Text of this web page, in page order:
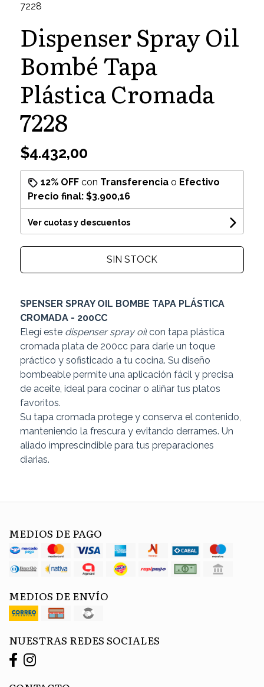
7228
Dispenser Spray Oil
Bombé Tapa
Plástica Cromada
7228
$4.432,00
12% OFFcon Transferenciao Efectivo
Precio final: $3.900,16
Ver cuotas y descuentos
SIN STOCK
SPENSER SPRAY OIL BOMBE TAPA PLÁSTICA
CROMADA - 200CC
Elegí este dispenser spray oilcon tapa plástica
cromada plata de 200cc para darle un toque
práctico y sofisticado a tu cocina. Su diseño
bombeable permite una aplicación fácil y precisa
de aceite, ideal para cocinar o aliñar tus platos
favoritos.
Su tapa cromada protege y conserva el contenido,
manteniendo la frescura y evitando derrames. Un
aliado imprescindible para tus preparaciones
diarias.
MEDIOS DE PAGO
MEDIOS DE ENVÍO
NUESTRAS REDES SOCIALES